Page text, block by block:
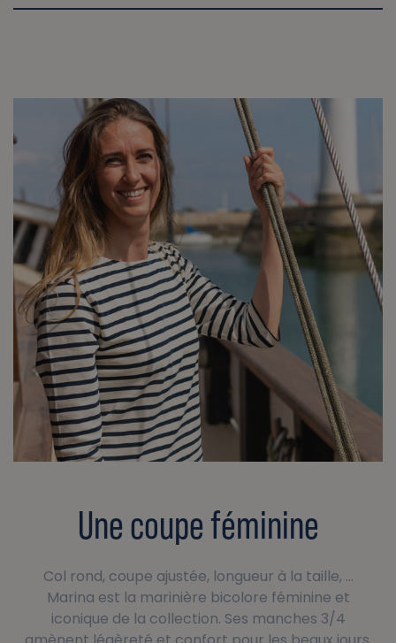
Une coupe féminine
Col rond, coupe ajustée, longueur à la taille, ...
Marina est la marinière bicolore féminine et
iconique de la collection. Ses manches 3/4